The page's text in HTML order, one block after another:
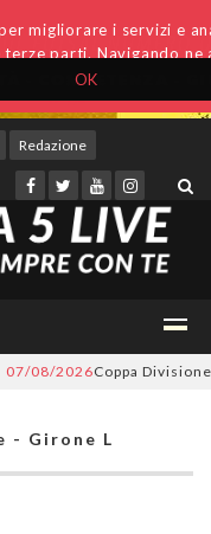
OK
migliorare i servizi e
parti. Navigando
Redazione
2026Coppa Divisione, si
- Girone L